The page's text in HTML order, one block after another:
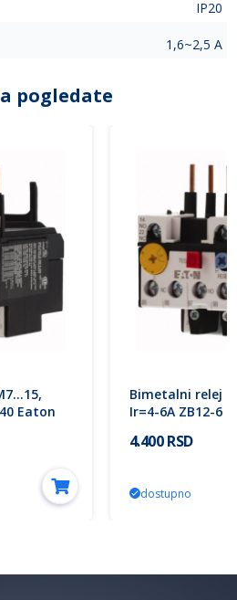
IP20
1,6~2,5 A
pogledate
Eaton
Bimetalni relej
Ir=4-6A ZB12-6
4.400 RSD
dostupno